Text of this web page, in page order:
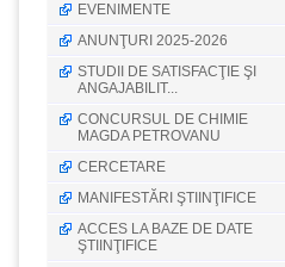
EVENIMENTE
ANUNŢURI 2025-2026
STUDII DE SATISFACŢIE ŞI
ANGAJABILIT...
CONCURSUL DE CHIMIE
MAGDA PETROVANU
CERCETARE
MANIFESTĂRI ŞTIINŢIFICE
ACCES LA BAZE DE DATE
ŞTIINŢIFICE